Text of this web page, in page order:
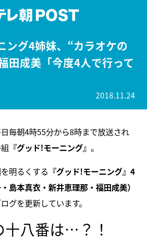
ング4姉妹、“カラオケの
田成美「今度4人で行って
2018.11.24
毎朝4時55分から8時まで放送され
『グッド!モーニング』 。
明るくする 『グッド!モーニング』4
島本真衣・新井恵理那・福田成美）
グを更新しています。
八番は…？！